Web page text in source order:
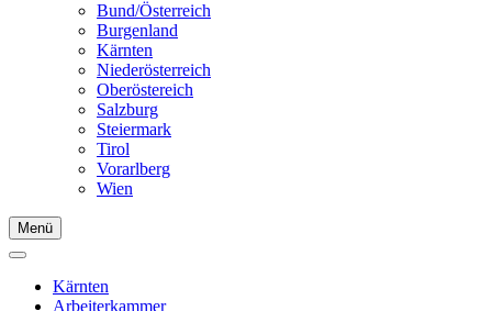
Bund/Österreich
Burgenland
Kärnten
Niederösterreich
Oberöstereich
Salzburg
Steiermark
Tirol
Vorarlberg
Wien
Menü
Kärnten
Arbeiterkammer